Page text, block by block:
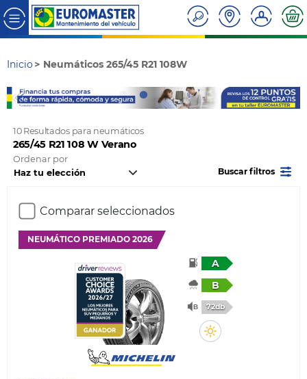
Inicio Neumáticos 265/45 R21 108W
10 Resultados para neumáticos
265/45 R21 108 W Verano
Ordenar por
Buscar filtros
Comparar seleccionados
NEUMÁTICO PREMIADO 2026
A
B
72db